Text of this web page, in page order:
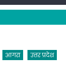
आगरा उत्तर प्रदेश